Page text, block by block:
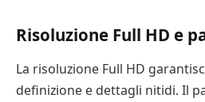
Risoluzione Full HD e
La risoluzione Full HD
definizione e dettagli nitidi. Il